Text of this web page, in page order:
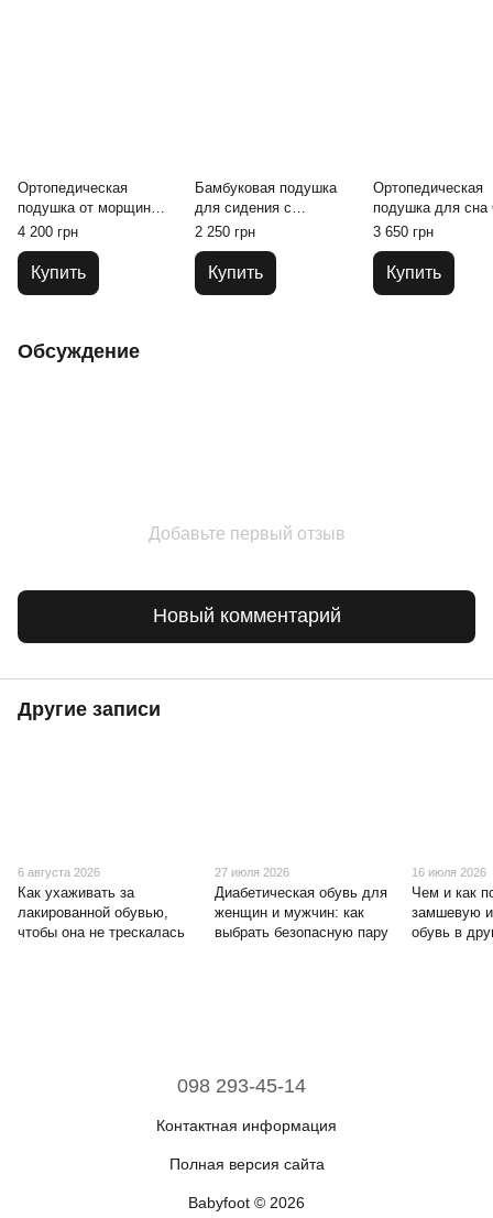
Ортопедическая
подушка от морщин
сна Qmed Safe&Glow
4 200 грн
Купить
Бамбуковая подушка
для сидения с
охлаждающим гелем
Cushion
2 250 грн
Купить
Ортопедическая
подушка для сна
Standard Plus
3 650 грн
Купить
Обсуждение
Добавьте первый отзыв
Новый комментарий
Другие записи
6 августа 2026
Как ухаживать за
лакированной обувью,
чтобы она не трескалась
27 июля 2026
Диабетическая обувь для
женщин и мужчин: как
выбрать безопасную пару
16 июля 2026
Чем и как
замшевую
обувь в
098 293-45-14
Контактная информация
Полная версия сайта
Babyfoot © 2026